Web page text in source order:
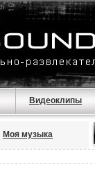
Видеоклипы
Моя музыка